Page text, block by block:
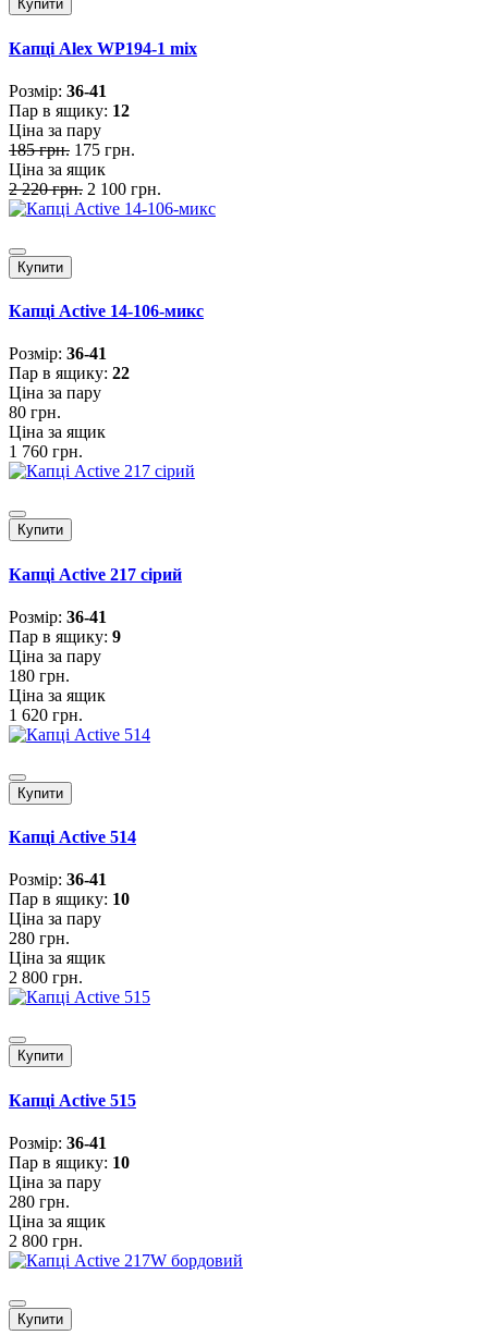
Купити
Капці Alex WP194-1 mix
Розмiр: 36-41
Пар в ящику: 12
Ціна за пару
185 грн. 175 грн.
Ціна за ящик
2 220 грн. 2 100 грн.
Купити
Капці Active 14-106-микс
Розмiр: 36-41
Пар в ящику: 22
Ціна за пару
80 грн.
Ціна за ящик
1 760 грн.
Купити
Капці Active 217 сірий
Розмiр: 36-41
Пар в ящику: 9
Ціна за пару
180 грн.
Ціна за ящик
1 620 грн.
Купити
Капці Active 514
Розмiр: 36-41
Пар в ящику: 10
Ціна за пару
280 грн.
Ціна за ящик
2 800 грн.
Купити
Капці Active 515
Розмiр: 36-41
Пар в ящику: 10
Ціна за пару
280 грн.
Ціна за ящик
2 800 грн.
Купити